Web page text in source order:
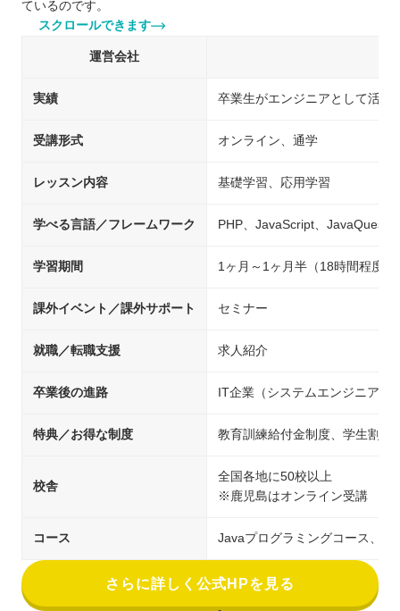
ているのです。
スクロールできます
運営会社
実績 卒業生がエンジニアとして活躍
受講形式 オンライン、通学
レッスン内容 基礎学習、応用学習
学べる言語／フレームワーク PHP、JavaScript、JavaQuest
学習期間 1ヶ月～1ヶ月半（18時間程度）
課外イベント／課外サポート セミナー
就職／転職支援 求人紹介
卒業後の進路 IT企業（システムエンジニア/
特典／お得な制度 教育訓練給付金制度、学生割引
校舎
全国各地に50校以上
※鹿児島はオンライン受講
コース Javaプログラミングコース、
さらに詳しく公式HPを見る